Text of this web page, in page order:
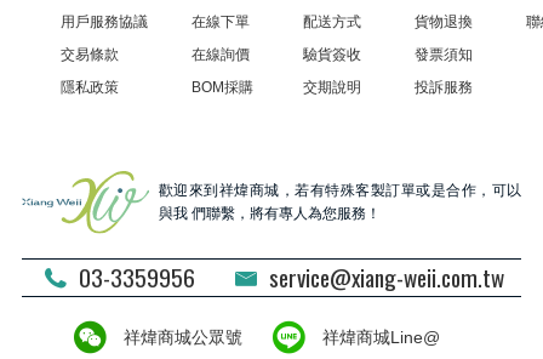
用戶服務協議
交易條款
隱私政策
在線下單
在線詢價
BOM採購
配送方式
驗貨簽收
交期說明
貨物退換
發票須知
投訴服務
歡迎來到祥煒商城，若有特殊客製訂單或是合作，可以
與我 們聯繫，將有專人為您服務！
03-3359956 service@xiang-weii.com.tw
祥煒商城公眾號 祥煒商城Line@